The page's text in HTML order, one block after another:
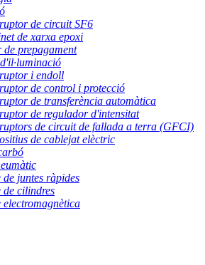
de circuit SF6
de xarxa epoxi
de prepagament
i endoll
de control i protecció
de transferència automàtica
de regulador d'intensitat
de circuit de fallada a terra (GFCI)
de cablejat elèctric
de juntes ràpides
de cilindres
electromagnètica